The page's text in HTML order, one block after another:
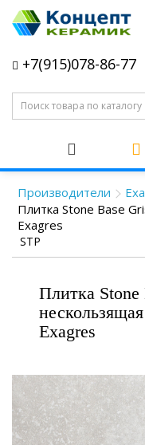
+7(915)078-86-77
Производители
Плитка Stone Base
Exagres
STP
Плитка Stone
Exagres